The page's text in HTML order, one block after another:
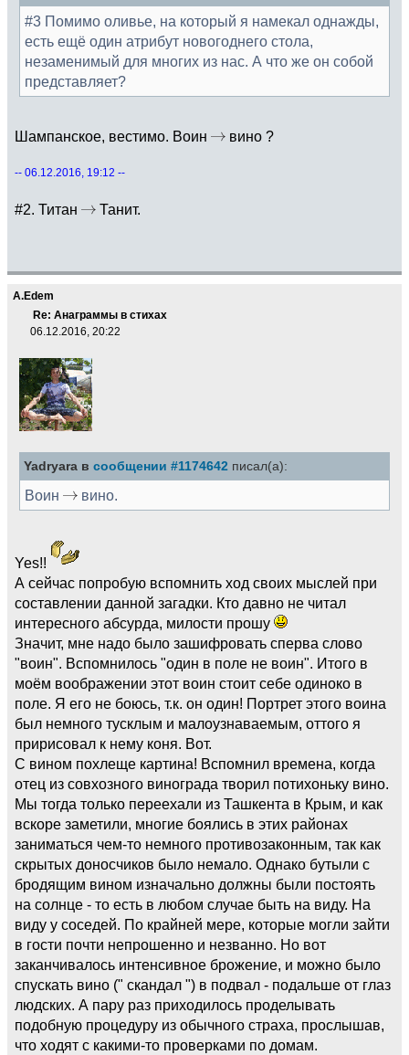
#3 Помимо оливье, на который я намекал однажды,
есть ещё один атрибут новогоднего стола,
незаменимый для многих из нас. А что же он собой
представляет?
Шампанское, вестимо. Воин вино ?
-- 06.12.2016, 19:12 --
#2. Титан Танит.
A.Edem
Re: Анаграммы в стихах
06.12.2016, 20:22
Yadryara в сообщении #1174642 писал(а):
Воин вино.
Yes!!
А сейчас попробую вспомнить ход своих мыслей при
составлении данной загадки. Кто давно не читал
интересного абсурда, милости прошу
Значит, мне надо было зашифровать сперва слово
"воин". Вспомнилось "один в поле не воин". Итого в
моём воображении этот воин стоит себе одиноко в
поле. Я его не боюсь, т.к. он один! Портрет этого воина
был немного тусклым и малоузнаваемым, оттого я
пририсовал к нему коня. Вот.
С вином похлеще картина! Вспомнил времена, когда
отец из совхозного винограда творил потихоньку вино.
Мы тогда только переехали из Ташкента в Крым, и как
вскоре заметили, многие боялись в этих районах
заниматься чем-то немного противозаконным, так как
скрытых доносчиков было немало. Однако бутыли с
бродящим вином изначально должны были постоять
на солнце - то есть в любом случае быть на виду. На
виду у соседей. По крайней мере, которые могли зайти
в гости почти непрошенно и незванно. Но вот
заканчивалось интенсивное брожение, и можно было
спускать вино (" скандал ") в подвал - подальше от глаз
людских. А пару раз приходилось проделывать
подобную процедуру из обычного страха, прослышав,
что ходят с какими-то проверками по домам.